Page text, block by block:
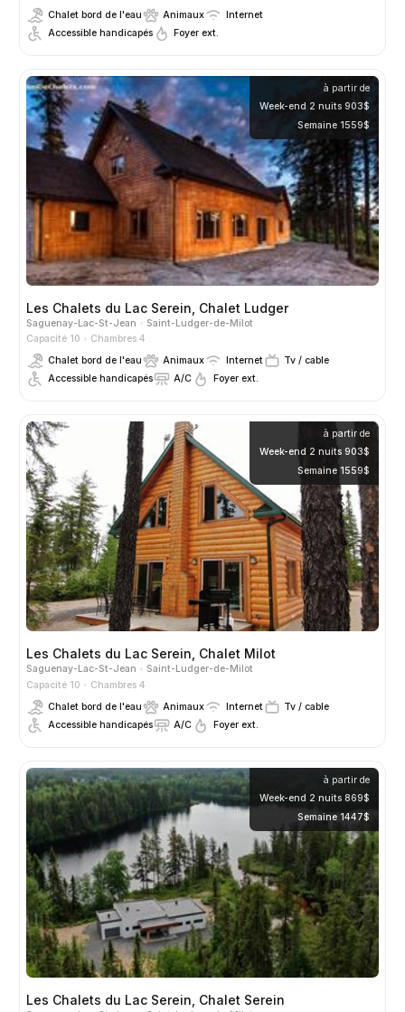
Chalet bord de l'eau
Animaux
Internet
Accessible handicapés
Foyer ext.
à partir de
Week-end 2 nuits 903$
Semaine 1559$
Les Chalets du Lac Serein, Chalet Ludger
Saguenay-Lac-St-Jean
Saint-Ludger-de-Milot
Capacité 10
Chambres 4
Chalet bord de l'eau
Animaux Internet
Tv / cable
Accessible handicapés
A/C Foyer ext.
à partir de
Week-end 2 nuits 903$
Semaine 1559$
Les Chalets du Lac Serein, Chalet Milot
Saguenay-Lac-St-Jean
Saint-Ludger-de-Milot
Capacité 10
Chambres 4
Chalet bord de l'eau
Animaux Internet
Tv / cable
Accessible handicapés
A/C Foyer ext.
à partir de
Week-end 2 nuits 869$
Semaine 1447$
Les Chalets du Lac Serein, Chalet Serein